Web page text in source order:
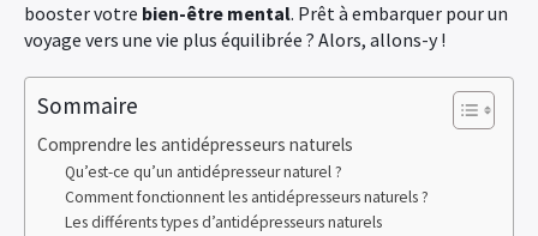
booster votre bien-être mental. Prêt à embarquer pour un
voyage vers une vie plus équilibrée ? Alors, allons-y !
Sommaire
Comprendre les antidépresseurs naturels
Qu’est-ce qu’un antidépresseur naturel ?
Comment fonctionnent les antidépresseurs naturels ?
Les différents types d’antidépresseurs naturels